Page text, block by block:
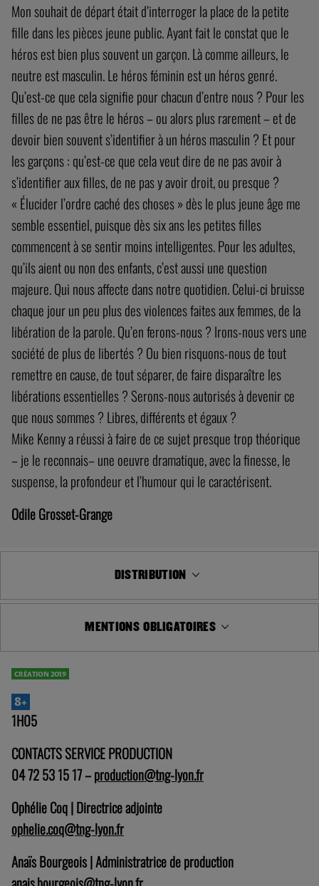
Mon souhait de départ était d’interroger la place de la petite
fille dans les pièces jeune public. Ayant fait le constat que le
héros est bien plus souvent un garçon. Là comme ailleurs, le
neutre est masculin. Le héros féminin est un héros genré.
Qu’est-ce que cela signifie pour chacun d’entre nous ? Pour les
filles de ne pas être le héros – ou alors plus rarement – et de
devoir bien souvent s’identifier à un héros masculin ? Et pour
les garçons : qu’est-ce que cela veut dire de ne pas avoir à
s’identifier aux filles, de ne pas y avoir droit, ou presque ?
« Élucider l’ordre caché des choses » dès le plus jeune âge me
semble essentiel, puisque dès six ans les petites filles
commencent à se sentir moins intelligentes. Pour les adultes,
qu’ils aient ou non des enfants, c’est aussi une question
majeure. Qui nous affecte dans notre quotidien. Celui-ci bruisse
chaque jour un peu plus des violences faites aux femmes, de la
libération de la parole. Qu’en ferons-nous ? Irons-nous vers une
société de plus de libertés ? Ou bien risquons-nous de tout
remettre en cause, de tout séparer, de faire disparaître les
libérations essentielles ? Serons-nous autorisés à devenir ce
que nous sommes ? Libres, différents et égaux ?
Mike Kenny a réussi à faire de ce sujet presque trop théorique
– je le reconnais– une oeuvre dramatique, avec la finesse, le
suspense, la profondeur et l’humour qui le caractérisent.
Odile Grosset-Grange
DISTRIBUTION
MENTIONS OBLIGATOIRES
CRÉATION 2019
8+
1H05
CONTACTS SERVICE PRODUCTION
04 72 53 15 17 –production@tng-lyon.fr
Ophélie Coq | Directrice adjointe
ophelie.coq@tng-lyon.fr
Anaïs Bourgeois | Administratrice de production